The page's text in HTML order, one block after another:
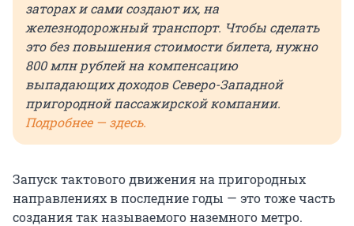
заторах и сами создают их, на
железнодорожный транспорт. Чтобы сделать
это без повышения стоимости билета, нужно
800 млн рублей на компенсацию
выпадающих доходов Северо-Западной
пригородной пассажирской компании.
Подробнее — здесь.
Запуск тактового движения на пригородных
направлениях в последние годы — это тоже часть
создания так называемого наземного метро.